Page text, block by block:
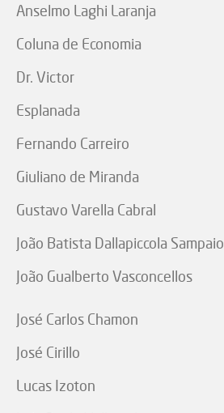
Anselmo Laghi Laranja
Coluna de Economia
Dr. Victor
Esplanada
Fernando Carreiro
Giuliano de Miranda
Gustavo Varella Cabral
João Batista Dallapiccola Sampaio
João Gualberto Vasconcellos
José Carlos Chamon
José Cirillo
Lucas Izoton